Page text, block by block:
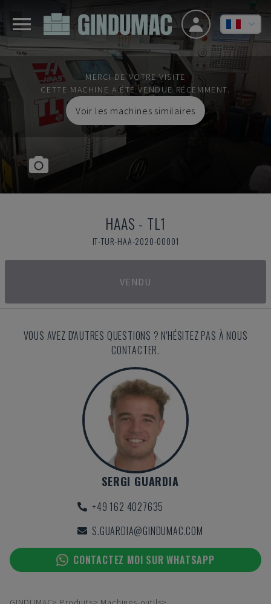
MERCI DE VOTRE VISITE
CETTE MACHINE A ÉTÉ VENDUE RÉCEMMENT.
Voir les machines similaires
HAAS - TL1
IT-TUR-HAA-2020-00001
VENDU
VOUS AVEZ D'AUTRES QUESTIONS ? N'HÉSITEZ PAS À NOUS
CONTACTER.
SERGI GUARDIA
+49 162 4027635
S.GUARDIA@GINDUMAC.COM
CONTACTEZ MOI SUR WHATSAPP